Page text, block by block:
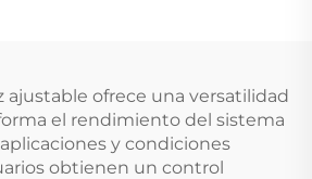
ajustable ofrece una versatilidad
el rendimiento del sistema
y condiciones
obtienen un control